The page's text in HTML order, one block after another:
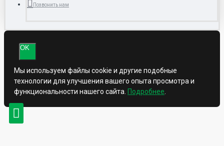
Позвонить нам
OK
Мы используем файлы cookie и другие подобные
технологии для улучшения вашего опыта просмотра и
функциональности нашего сайта. Подробнее